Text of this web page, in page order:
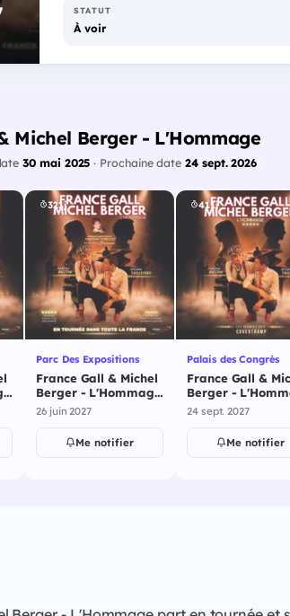
STATUT
À voir
Michel Berger - L'Hommage
30 mai 2025 · Prochaine date24 sept. 2026
321j
Parc Des Expositions
France Gall & Michel
Berger - L'Hommage
- Parc Des
Expositions - 26 juin
26 juin 2027
Me notifier
411j
Palais des Congrès
France Gall &
Berger -
- Palais des
- 24 septembre
24 sept. 2027
Me notifier